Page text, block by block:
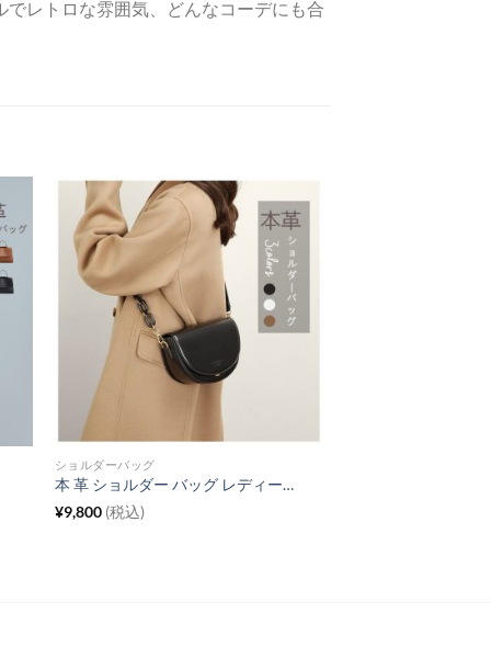
レトロな雰囲気、どんなコーデにも合
ショルダーバッグ
本 革 ショルダー バッグ レディース 斜め掛け おしゃれ 軽い カバン ミニ ショルダー シンプル
¥9,800(税込)